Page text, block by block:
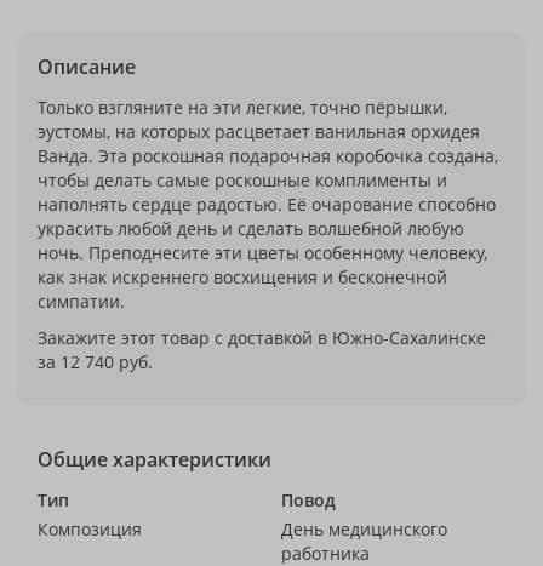
Описание
Только взгляните на эти легкие, точно пёрышки,
эустомы, на которых расцветает ванильная орхидея
Ванда. Эта роскошная подарочная коробочка создана,
чтобы делать самые роскошные комплименты и
наполнять сердце радостью. Её очарование способно
украсить любой день и сделать волшебной любую
ночь. Преподнесите эти цветы особенному человеку,
как знак искреннего восхищения и бесконечной
симпатии.
Закажите этот товар с доставкой в Южно-Сахалинске
за 12 740 руб.
Общие характеристики
Тип
Композиция
Повод
День медицинского
работника